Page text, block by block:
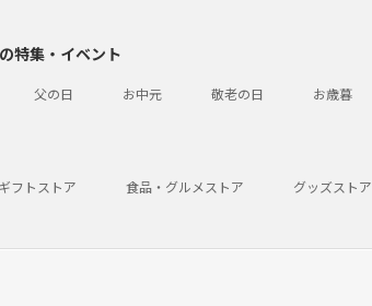
特集・イベント
父の日 お中元 敬老の日 お歳暮
ギフトストア 食品・グルメストア グッズストア